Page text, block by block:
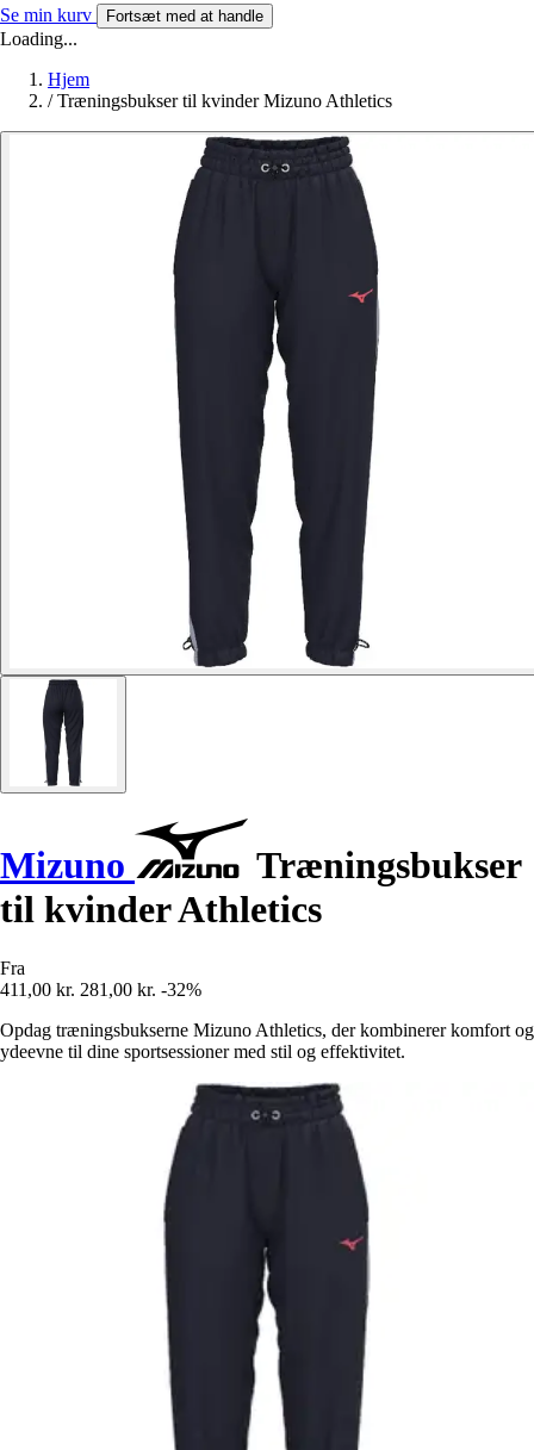
Se min kurv Fortsæt med at handle
Loading...
Hjem
/ Træningsbukser til kvinder Mizuno Athletics
Mizuno
Træningsbukser
til kvinder Athletics
Fra
411,00 kr. 281,00 kr. -32%
Opdag træningsbukserne Mizuno Athletics, der kombinerer komfort og
ydeevne til dine sportsessioner med stil og effektivitet.